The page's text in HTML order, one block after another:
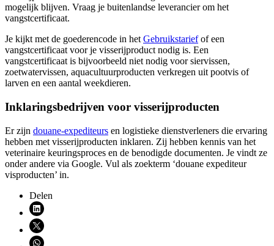
mogelijk blijven. Vraag je buitenlandse leverancier om het
vangstcertificaat.
Je kijkt met de goederencode in het Gebruikstariefof een
vangstcertificaat voor je visserijproduct nodig is. Een
vangstcertificaat is bijvoorbeeld niet nodig voor siervissen,
zoetwatervissen, aquacultuurproducten verkregen uit pootvis of
larven en een aantal weekdieren.
Inklaringsbedrijven voor visserijproducten
Er zijn douane-expediteurs en logistieke dienstverleners die ervaring
hebben met visserijproducten inklaren. Zij hebben kennis van het
veterinaire keuringsproces en de benodigde documenten. Je vindt ze
onder andere via Google. Vul als zoekterm ‘douane expediteur
visproducten’ in.
Delen
Deel via LinkedIn (opent nieuw venster)
Deel via X (opent nieuw venster)
Deel via WhatsApp (opent WhatsApp)